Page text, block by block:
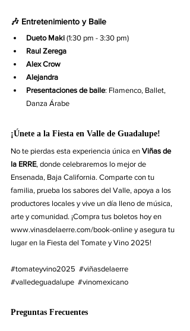
🎶 Entretenimiento y Baile
Dueto Maki (1:30 pm - 3:30 pm)
Raul Zerega
Alex Crow
Alejandra
Presentaciones de baile: Flamenco, Ballet,
Danza Árabe
¡Únete a la Fiesta en Valle de Guadalupe!
No te pierdas esta experiencia única en Viñas de
la ERRE, donde celebraremos lo mejor de
Ensenada, Baja California. Comparte con tu
familia, prueba los sabores del Valle, apoya a los
productores locales y vive un día lleno de música,
arte y comunidad. ¡Compra tus boletos hoy en
www.vinasdelaerre.com/book-online y asegura tu
lugar en la Fiesta del Tomate y Vino 2025!
#tomateyvino2025 #viñasdelaerre
#valledeguadalupe #vinomexicano
Preguntas Frecuentes